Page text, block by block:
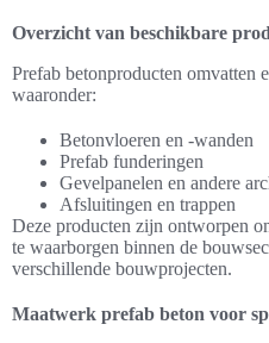
Overzicht van beschikbare
Prefab betonproducten omvatten
waaronder:
Betonvloeren en -wanden
Prefab funderingen
Gevelpanelen en andere
Afsluitingen en trappen
Deze producten zijn ontworpen
te waarborgen binnen de
verschillende bouwprojecten.
Maatwerk prefab beton voor